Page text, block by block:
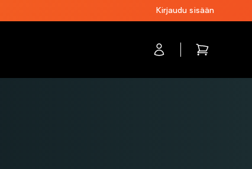
Kirjaudu sisään
Account
items in